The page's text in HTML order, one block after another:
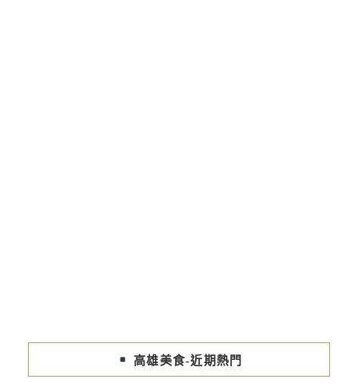
高雄美食-近期熱門